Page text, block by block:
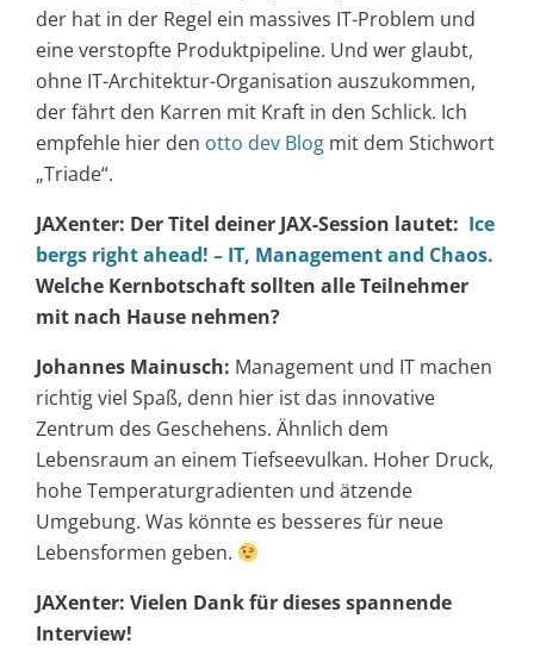
der hat in der Regel ein massives IT-Problem und
eine verstopfte Produktpipeline. Und wer glaubt,
ohne IT-Architektur-Organisation auszukommen,
der fährt den Karren mit Kraft in den Schlick. Ich
empfehle hier den otto dev Blog mit dem Stichwort
„Triade“.
JAXenter: Der Titel deiner JAX-Session lautet: Ice
bergs right ahead! – IT, Management and Chaos.
Welche Kernbotschaft sollten alle Teilnehmer
mit nach Hause nehmen?
Johannes Mainusch: Management und IT machen
richtig viel Spaß, denn hier ist das innovative
Zentrum des Geschehens. Ähnlich dem
Lebensraum an einem Tiefseevulkan. Hoher Druck,
hohe Temperaturgradienten und ätzende
Umgebung. Was könnte es besseres für neue
Lebensformen geben.
JAXenter: Vielen Dank für dieses spannende
Interview!